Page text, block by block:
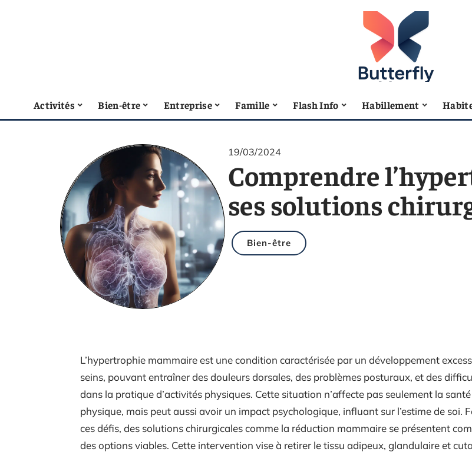
Activités Bien-être Entreprise Famille Flash Info Habillement
19/03/2024
Comprendre
ses solutions
Bien-être
L’hypertrophie mammaire est une condition caractérisée par un développement
seins, pouvant entraîner des douleurs dorsales, des problèmes posturaux, et des
dans la pratique d’activités physiques. Cette situation n’affecte pas seulement la santé
physique, mais peut aussi avoir un impact psychologique, influant sur l’estime de soi.
ces défis, des solutions chirurgicales comme la réduction mammaire se présentent
des options viables. Cette intervention vise à retirer le tissu adipeux, glandulaire et